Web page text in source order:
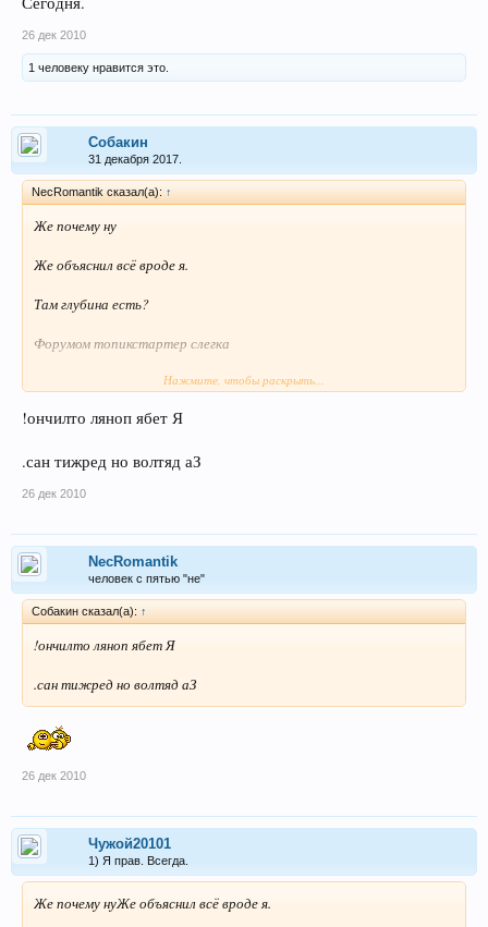
26 дек 2010
1 человеку нравится это.
Собакин
31 декабря 2017.
NecRomantik сказал(а): ↑
Же почему ну
Же объяснил всё вроде я.
Там глубина есть?
Форумом топикстартер слегка
Малость и чутость ошибся
Ведь специальные лепрозории есть
Какая выгода имеется
Писать вещи форумные не вполне
Употребления без Мозголомной Браги?
Выделением стада из называется это
Сегодня.
Нажмите, чтобы раскрыть...
!ончилто ляноп ябет Я
.сан тижред но волтяд аЗ
26 дек 2010
NecRomantik
человек с пятью "не"
Собакин сказал(а): ↑
!ончилто ляноп ябет Я
.сан тижред но волтяд аЗ
26 дек 2010
Чужой20101
1) Я прав. Всегда.
Же почему нуЖе объяснил всё вроде я.